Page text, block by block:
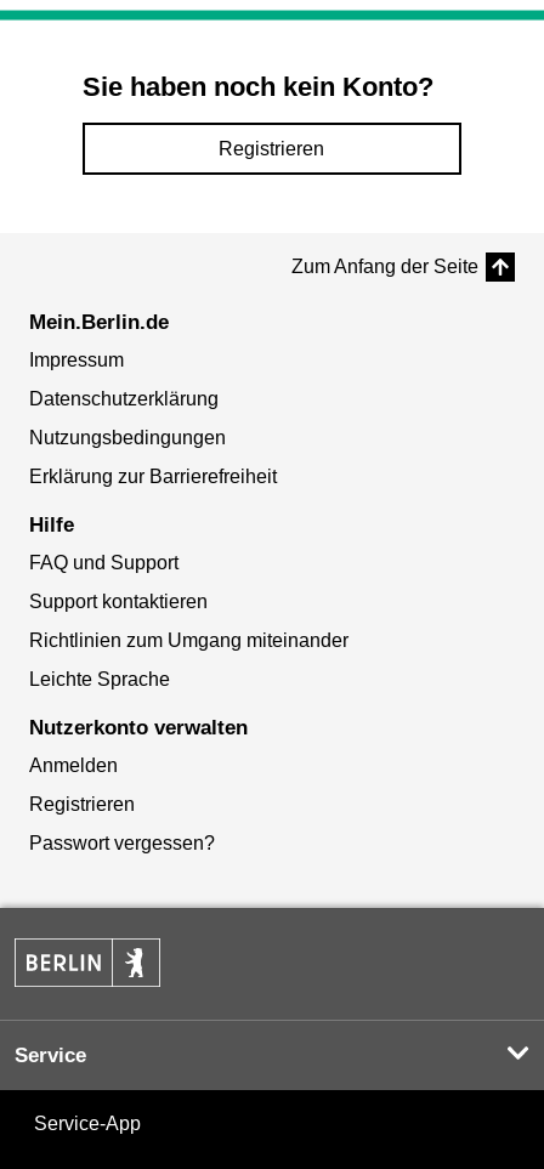
Sie haben noch kein Konto?
Registrieren
Zum Anfang der Seite
Mein.Berlin.de
Impressum
Datenschutzerklärung
Nutzungsbedingungen
Erklärung zur Barrierefreiheit
Hilfe
FAQ und Support
Support kontaktieren
Richtlinien zum Umgang miteinander
Leichte Sprache
Nutzerkonto verwalten
Anmelden
Registrieren
Passwort vergessen?
Service
Service-App